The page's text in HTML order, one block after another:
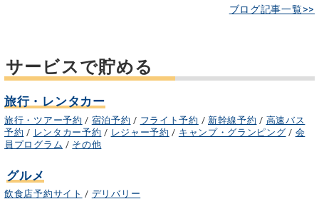
ブログ記事一覧>>
サービスで貯める
旅行・レンタカー
旅行・ツアー予約 / 宿泊予約 / フライト予約 / 新幹線予約 / 高速バス
予約 / レンタカー予約 / レジャー予約 / キャンプ・グランピング / 会
員プログラム / その他
グルメ
飲食店予約サイト / デリバリー